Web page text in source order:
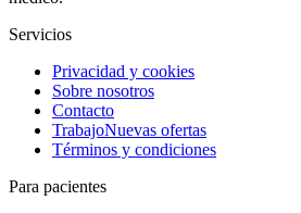
Servicios
Privacidad y cookies
Sobre nosotros
Contacto
TrabajoNuevas ofertas
Términos y condiciones
Para pacientes